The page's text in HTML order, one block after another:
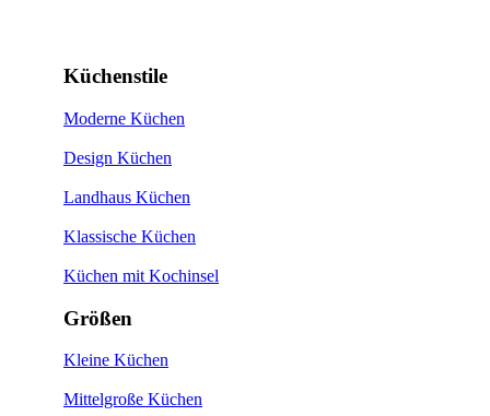
Küchenstile
Moderne Küchen
Design Küchen
Landhaus Küchen
Klassische Küchen
Küchen mit Kochinsel
Größen
Kleine Küchen
Mittelgroße Küchen